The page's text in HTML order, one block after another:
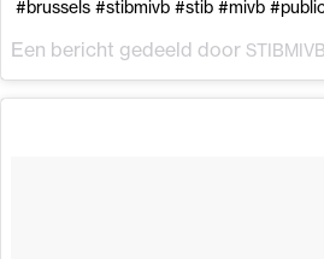
#brussels #stibmivb #stib #mivb
Een bericht gedeeld door STIBMIVB